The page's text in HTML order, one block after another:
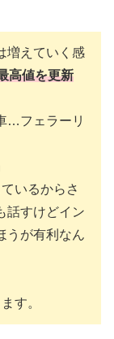
増えていく感
高値を更新
…フェラーリ
いるからさ
話すけどイン
うが有利なん
す。